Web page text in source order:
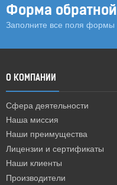
Форма
Заполните все поля формы
О КОМПАНИИ
Сфера деятельности
Наша миссия
Наши преимущества
Лицензии и сертификаты
Наши клиенты
Производители